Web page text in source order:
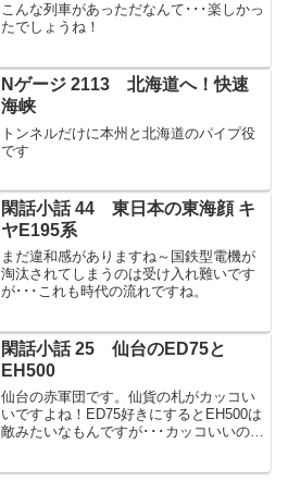
こんな列車があっただなんて･･･楽しかっ
たでしょうね！
Nゲージ 2113 北海道へ！快速
海峡
トンネルだけに本州と北海道のパイプ役
です
閑話小話 44 東日本の東海顔 キ
ヤE195系
まだ違和感がありますね～国鉄型電機が
淘汰されてしまうのは受け入れ難いです
が･･･これも時代の流れですね。
閑話小話 25 仙台のED75と
EH500
仙台の赤軍団です。仙貨の札がカッコい
いですよね！ED75好きにするとEH500は
敵みたいなもんですが･･･カッコいいので